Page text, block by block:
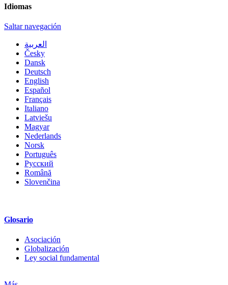
Idiomas
Saltar navegación
العربية
Česky
Dansk
Deutsch
English
Español
Français
Italiano
Latviešu
Magyar
Nederlands
Norsk
Português
Русский
Română
Slovenčina
Glosario
Asociación
Globalización
Ley social fundamental